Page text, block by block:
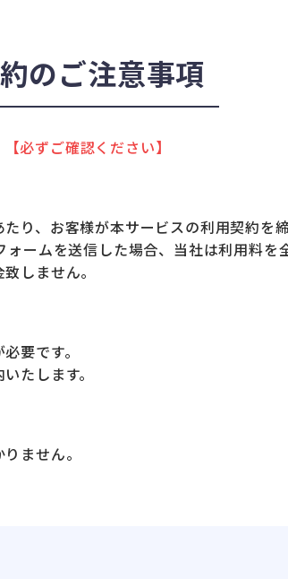
のご注意事項
【必ずご確認ください】
り、 お客様が本サービスの利用契約を
ームを送信した場合、当社は利用料を
致しません。
必要です。
いたします。
ません。